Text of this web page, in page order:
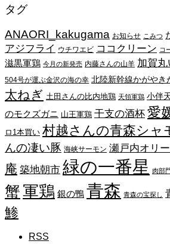
カ
ブ
タグ
ANAORI_kakugama お知らせ こみつ
アジフライ ウチワエビ ココクリーン コ
滋黒軍鶏 今月の新発売 内藤さんの山羊 加賀丸
504号が運ぶ金沢の海の幸 北陸新幹線かがやき
太ねぎ 土田さんの比内地鶏 天領軍鶏 小伴
のモクズガニ 山王軍鶏 干支の酒杯 愛
ロ1本買い 村越さんの青森シャ
んの凄い豚 海峡サーモン 瀬戸内オリ
庵 築地朝市 緑の一番星 肉部
蟹軍鶏 銀の鴨 青森 青森の宝探し
鯵
RSS